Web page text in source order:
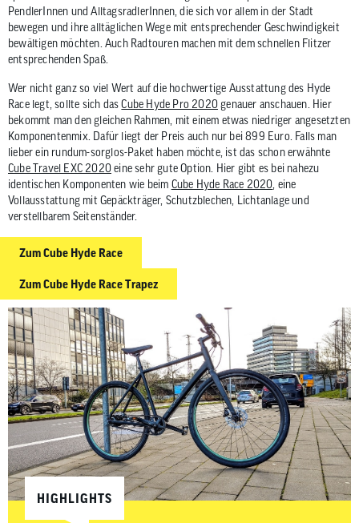
PendlerInnen und AlltagsradlerInnen, die sich vor allem in der Stadt
bewegen und ihre alltäglichen Wege mit entsprechender Geschwindigkeit
bewältigen möchten. Auch Radtouren machen mit dem schnellen Flitzer
entsprechenden Spaß.
Wer nicht ganz so viel Wert auf die hochwertige Ausstattung des Hyde
Race legt, sollte sich dasCube Hyde Pro 2020genauer anschauen. Hier
bekommt man den gleichen Rahmen, mit einem etwas niedriger angesetzten
Komponentenmix. Dafür liegt der Preis auch nur bei 899 Euro. Falls man
lieber ein rundum-sorglos-Paket haben möchte, ist das schon erwähnte
Cube Travel EXC 2020eine sehr gute Option. Hier gibt es bei nahezu
identischen Komponenten wie beim Cube Hyde Race 2020 , eine
Vollausstattung mit Gepäckträger, Schutzblechen, Lichtanlage und
verstellbarem Seitenständer.
Zum Cube Hyde Race
Zum Cube Hyde Race Trapez
HIGHLIGHTS